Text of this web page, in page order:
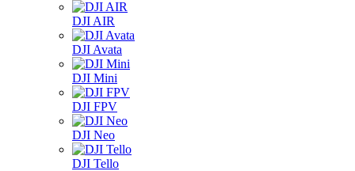
DJI AIR
DJI Avata
DJI Mini
DJI FPV
DJI Neo
DJI Tello